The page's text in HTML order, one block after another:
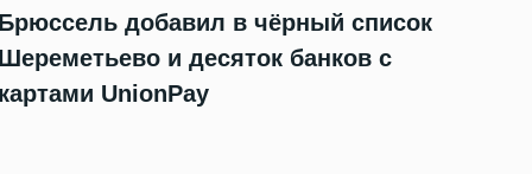
добавил в чёрный список
и десяток банков с
UnionPay